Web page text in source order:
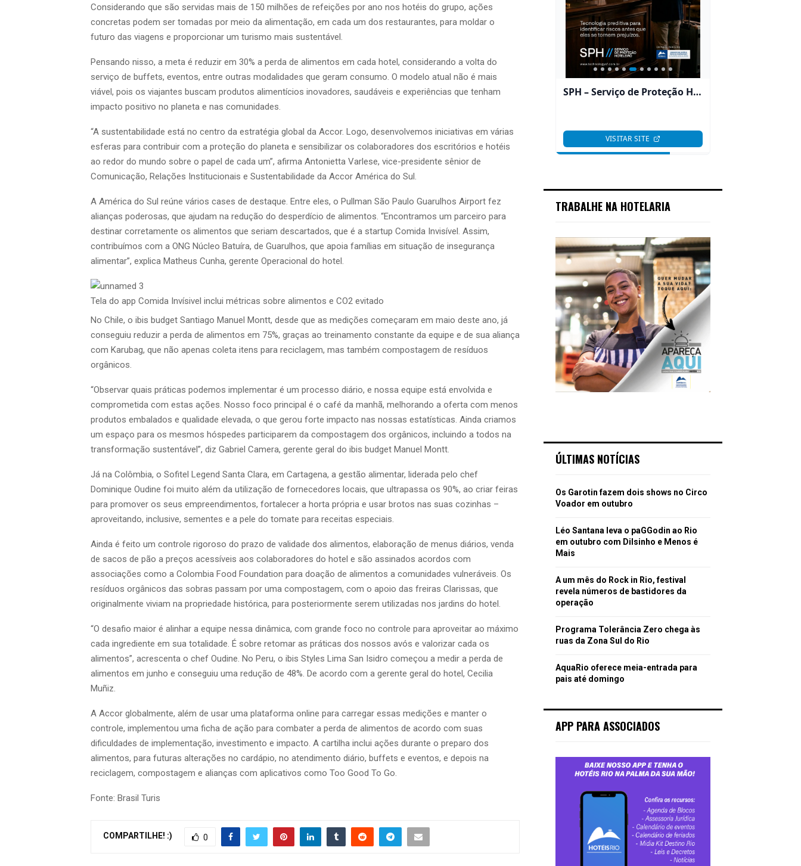
Considerando que são servidas mais de 150 milhões de refeições por ano nos hotéis do grupo, ações
concretas podem ser tomadas por meio da alimentação, em cada um dos restaurantes, para moldar o
futuro das viagens e proporcionar um turismo mais sustentável.
Pensando nisso, a meta é reduzir em 30% a perda de alimentos em cada hotel, considerando a volta do
serviço de buffets, eventos, entre outras modalidades que geram consumo. O modelo atual não é mais
viável, pois os viajantes buscam produtos alimentícios inovadores, saudáveis ​​e experiências que tenham
impacto positivo no planeta e nas comunidades.
“A sustentabilidade está no centro da estratégia global da Accor. Logo, desenvolvemos iniciativas em várias
esferas para contribuir com a proteção do planeta e sensibilizar os colaboradores dos escritórios e hotéis
ao redor do mundo sobre o papel de cada um”, afirma Antonietta Varlese, vice-presidente sênior de
Comunicação, Relações Institucionais e Sustentabilidade da Accor América do Sul.
A América do Sul reúne vários cases de destaque. Entre eles, o Pullman São Paulo Guarulhos Airport fez
alianças poderosas, que ajudam na redução do desperdício de alimentos. “Encontramos um parceiro para
destinar corretamente os alimentos que seriam descartados, que é a startup Comida Invisível. Assim,
contribuímos com a ONG Núcleo Batuíra, de Guarulhos, que apoia famílias em situação de insegurança
alimentar”, explica Matheus Cunha, gerente Operacional do hotel.
Tela do app Comida Invísivel inclui métricas sobre alimentos e CO2 evitado
No Chile, o ibis budget Santiago Manuel Montt, desde que as medições começaram em maio deste ano, já
conseguiu reduzir a perda de alimentos em 75%, graças ao treinamento constante da equipe e de sua aliança
com Karubag, que não apenas coleta itens para reciclagem, mas também compostagem de resíduos
orgânicos.
“Observar quais práticas podemos implementar é um processo diário, e nossa equipe está envolvida e
comprometida com estas ações. Nosso foco principal é o café da manhã, melhorando a oferta com menos
produtos embalados e qualidade elevada, o que gerou forte impacto nas nossas estatísticas. Ainda criamos
um espaço para os mesmos hóspedes participarem da compostagem dos orgânicos, incluindo a todos na
transformação sustentável”, diz Gabriel Camera, gerente geral do ibis budget Manuel Montt.
Já na Colômbia, o Sofitel Legend Santa Clara, em Cartagena, a gestão alimentar, liderada pelo chef
Dominique Oudine foi muito além da utilização de fornecedores locais, que ultrapassa os 90%, ao criar feiras
para promover os seus empreendimentos, fortalecer a horta própria e usar brotos nas suas cozinhas –
aproveitando, inclusive, sementes e a pele do tomate para receitas especiais.
Ainda é feito um controle rigoroso do prazo de validade dos alimentos, elaboração de menus diários, venda
de sacos de pão a preços acessíveis aos colaboradores do hotel e são assinados acordos com
associações como a Colombia Food Foundation para doação de alimentos a comunidades vulneráveis. Os
resíduos orgânicos das sobras passam por uma compostagem, com o apoio das freiras Clarissas, que
originalmente viviam na propriedade histórica, para posteriormente serem utilizadas nos jardins do hotel.
“O desafio maior é alinhar a equipe nessa dinâmica, com grande foco no controle para aproveitar ao máximo
cada ingrediente em sua totalidade. É sobre retomar as práticas dos nossos avós e valorizar cada os
alimentos”, acrescenta o chef Oudine. No Peru, o ibis Styles Lima San Isidro começou a medir a perda de
alimentos em junho e conseguiu uma redução de 48%. De acordo com a gerente geral do hotel, Cecilia
Muñiz.
A Accor globalmente, além de usar uma plataforma online para carregar essas medições e manter o
controle, implementou uma ficha de ação para combater a perda de alimentos de acordo com suas
dificuldades de implementação, investimento e impacto. A cartilha inclui ações durante o preparo dos
alimentos, para futuras alterações no cardápio, no atendimento diário, buffets e eventos, e depois na
reciclagem, compostagem e alianças com aplicativos como Too Good To Go.
Fonte: Brasil Turis
COMPARTILHE! :) 0
TRABALHE NA HOTELARIA
ÚLTIMAS NOTÍCIAS
Os Garotin fazem dois shows no Circo
Voador em outubro
Léo Santana leva o paGGodin ao Rio
em outubro com Dilsinho e Menos é
Mais
A um mês do Rock in Rio, festival
revela números de bastidores da
operação
Programa Tolerância Zero chega às
ruas da Zona Sul do Rio
AquaRio oferece meia-entrada para
pais até domingo
APP PARA ASSOCIADOS